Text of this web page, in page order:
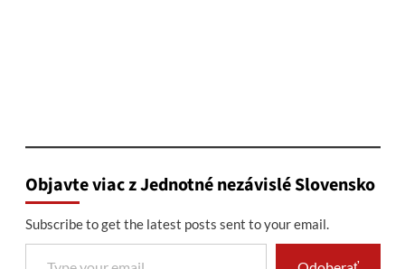
Objavte viac z Jednotné nezávislé Slovensko
Subscribe to get the latest posts sent to your email.
Type your email…